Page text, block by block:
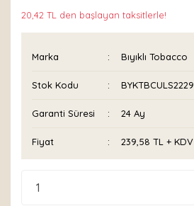
20,42 TL den başlayan taksitlerle!
Marka Bıyıklı Tobacco
Stok Kodu BYKTBCULS2229
Garanti Süresi 24 Ay
Fiyat 239,58 TL + KDV